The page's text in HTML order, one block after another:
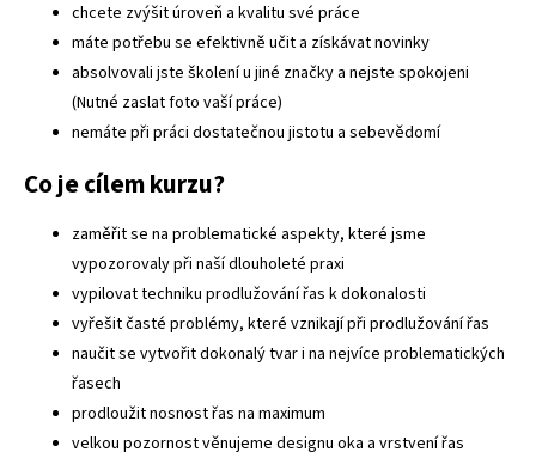
chcete zvýšit úroveň a kvalitu své práce
máte potřebu se efektivně učit a získávat novinky
absolvovali jste školení u jiné značky a nejste spokojeni
(Nutné zaslat foto vaší práce)
nemáte při práci dostatečnou jistotu a sebevědomí
Co je cílem kurzu?
zaměřit se na problematické aspekty, které jsme
vypozorovaly při naší dlouholeté praxi
vypilovat techniku prodlužování řas k dokonalosti
vyřešit časté problémy, které vznikají při prodlužování řas
naučit se vytvořit dokonalý tvar i na nejvíce problematických
řasech
prodloužit nosnost řas na maximum
velkou pozornost věnujeme designu oka a vrstvení řas